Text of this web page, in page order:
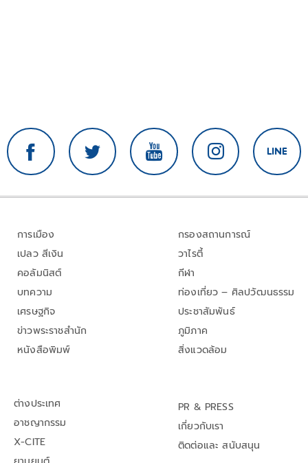
การเมือง
เปลว สีเงิน
คอลัมนิสต์
บทความ
เศรษฐกิจ
ข่าวพระราชสำนัก
หนังสือพิมพ์
กรองสถานการณ์
วาไรตี้
กีฬา
ท่องเที่ยว – ศิลปวัฒนธรรม
ประชาสัมพันธ์
ภูมิภาค
สิ่งแวดล้อม
ต่างประเทศ
อาชญากรรม
X-CITE
PR & PRESS
เกี่ยวกับเรา
ติดต่อและ สนับสนุน